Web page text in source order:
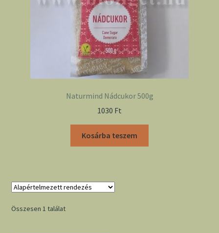
Naturmind Nádcukor 500g
1030 Ft
Kosárba teszem
Összesen 1 találat